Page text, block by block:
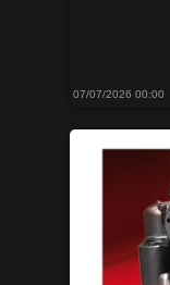
07/07/2026 00:00